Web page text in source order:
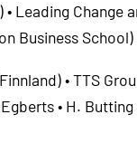
• Leading Change
Business
• TTS
• H.